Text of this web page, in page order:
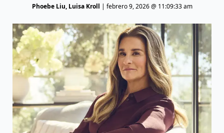
Phoebe Liu, Luisa Kroll | febrero 9, 2026 @ 11:09:33 am